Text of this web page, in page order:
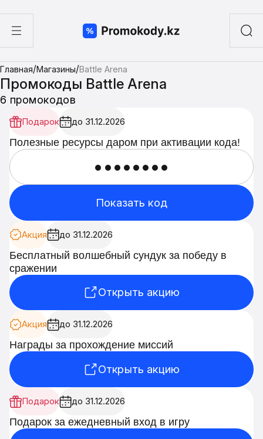
суши
Главная/Магазины/Battle Arena
Промокоды Battle Arena
6 промокодов
Подарок до 31.12.2026
Полезные ресурсы даром при активации кода!
••••••••
Показать код
Акция до 31.12.2026
Бесплатный волшебный сундук за победу в
сражении
Открыть акцию
Акция до 31.12.2026
Награды за прохождение миссий
Открыть акцию
Подарок до 31.12.2026
Подарок за ежедневный вход в игру